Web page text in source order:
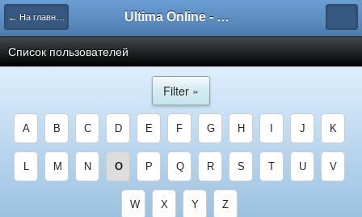
← На главную Ultima Online - Форум Русского сообщества игры
Список пользователей
Filter »
A B C D E F G H J K
L M N O P Q R S T U V
W X Y Z